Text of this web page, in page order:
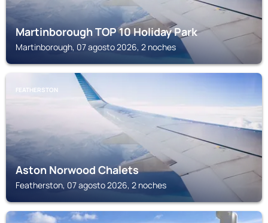
Martinborough TOP 10 Holiday Park
Martinborough, 07 agosto 2026, 2 noches
FEATHERSTON
Aston Norwood Chalets
Featherston, 07 agosto 2026, 2 noches